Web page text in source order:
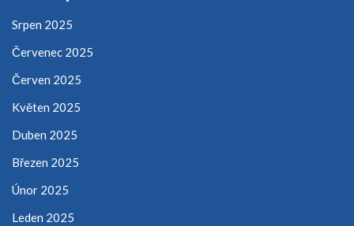
Srpen 2025
Červenec 2025
Červen 2025
Květen 2025
Duben 2025
Březen 2025
Únor 2025
Leden 2025